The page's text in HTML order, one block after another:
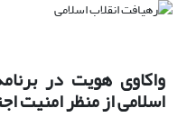
واکاوی هویت در
اسلامی از منظر امنیت